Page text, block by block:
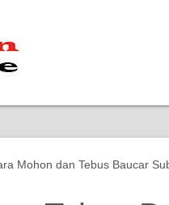
Mohon dan Tebus Baucar